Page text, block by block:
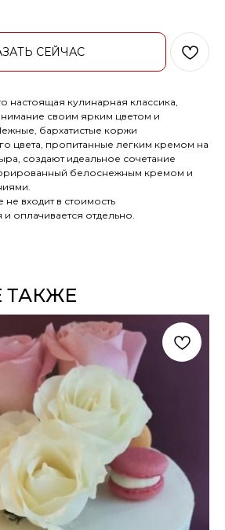
СЕЙЧАС
настоящая кулинарная классика,
своим ярким цветом и
бархатистые коржи
цвета, пропитанные легким кремом на
создают идеальное сочетание
белоснежным кремом и
входит в стоимость
и оплачивается отдельно.
ТАКЖЕ